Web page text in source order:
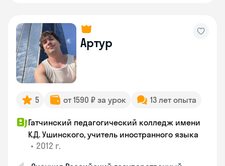
Артур
5 от 1590 ₽ за урок 13 лет опыта
Гатчинский педагогический колледж имени
К.Д. Ушинского, учитель иностранного языка
• 2012 г.